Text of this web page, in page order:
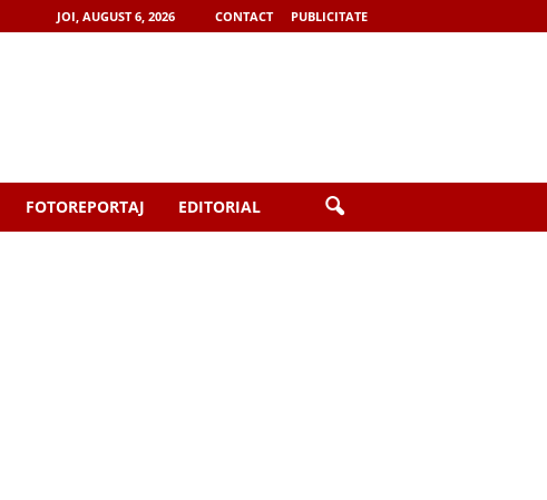
JOI, AUGUST 6, 2026 CONTACT PUBLICITATE
FOTOREPORTAJ EDITORIAL